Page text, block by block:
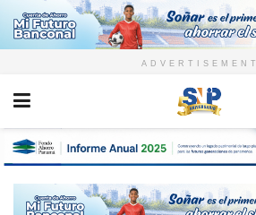
ADVERTISEMENT